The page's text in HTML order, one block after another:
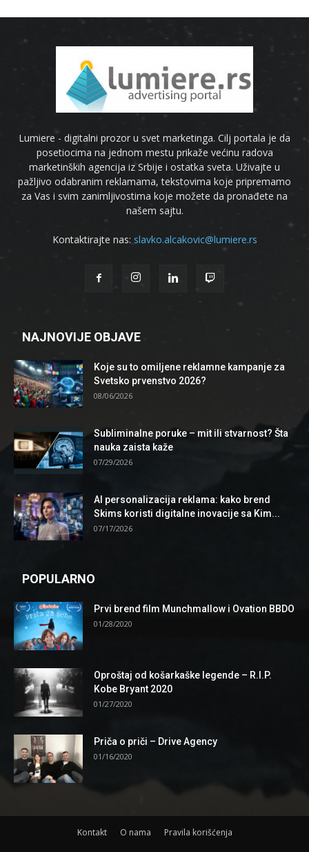
Lumiere - digitalni prozor u svet marketinga. Cilj portala je da
posetiocima na jednom mestu prikaže većinu radova
marketinških agencija iz Srbije i ostatka sveta. Uživajte u
pažljivo odabranim reklamama, tekstovima koje pripremamo
za Vas i svim zanimljivostima koje možete da pronađete na
našem sajtu.
Kontaktirajte nas: slavko.alcakovic@lumiere.rs
NAJNOVIJE OBJAVE
Koje su to omiljene reklamne kampanje za
Svetsko prvenstvo 2026?
08/06/2026
Subliminalne poruke – mit ili stvarnost? Šta
nauka zaista kaže
07/29/2026
AI personalizacija reklama: kako brend
Skims koristi digitalne inovacije sa Kim...
07/17/2026
POPULARNO
Prvi brend film Munchmallow i Ovation BBDO
01/28/2020
Oproštaj od košarkaške legende – R.I.P.
Kobe Bryant 2020
01/27/2020
Priča o priči – Drive Agency
01/16/2020
Kontakt O nama Pravila korišćenja